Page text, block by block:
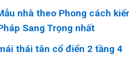
nhà theo Phong cách
Sang Trọng nhất
thái tân cổ điển 2 tầng 4